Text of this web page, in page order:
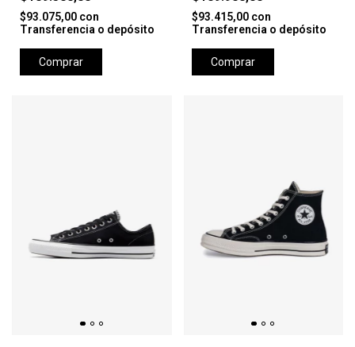
$93.075,00 con
Transferencia o depósito
Comprar
$93.415,00 con
Transferencia o depósito
Comprar